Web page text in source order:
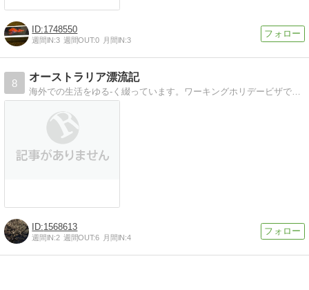
1748550
週間IN:3 週間OUT:0 月間IN:3
8
オーストラリア漂流記
海外での生活をゆる-く綴っています。ワーキングホリデービザでのオーストラリア&カナダ生活を日々お伝えしています。
1568613
週間IN:2 週間OUT:6 月間IN:4